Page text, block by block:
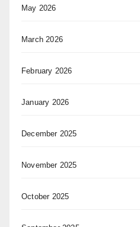
May 2026
March 2026
February 2026
January 2026
December 2025
November 2025
October 2025